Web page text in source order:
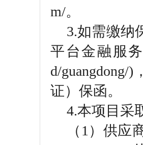
m/。
3.如需缴纳
平台金融服务
d/guangdong/
证）保函。
4.本项目采
（ 1）供应